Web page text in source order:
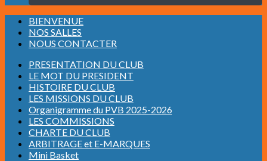
BIENVENUE
NOS SALLES
NOUS CONTACTER
PRESENTATION DU CLUB
LE MOT DU PRESIDENT
HISTOIRE DU CLUB
LES MISSIONS DU CLUB
Organigramme du PVB 2025-2026
LES COMMISSIONS
CHARTE DU CLUB
ARBITRAGE et E-MARQUES
Mini Basket